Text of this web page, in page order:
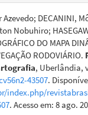
Azevedo; DECANINI,
Nobuhiro;
DO MAPA
RODOVIÁRIO.
, Uberlândia,
43507.
index.php/
. Acesso em: 8 ago.